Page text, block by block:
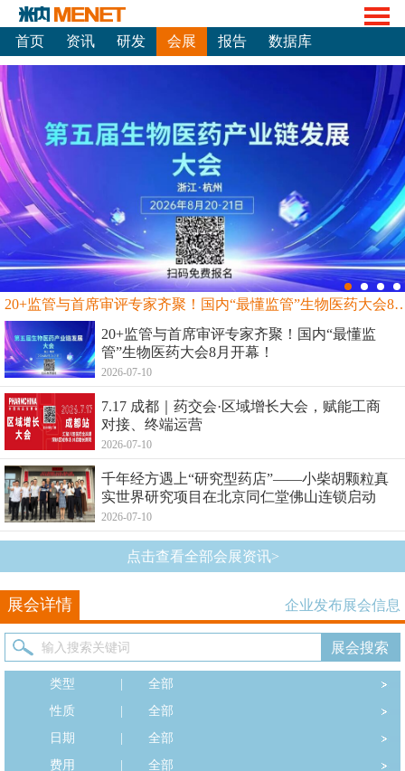
首页 资讯 研发 会展 报告 数据库
20+监管与首席审评专家齐聚！国内“最
20+监管与首席审评专家齐聚！国内“最懂监
管”生物医药大会8月开幕！
2026-07-10
7.17 成都｜药交会·区域增长大会，赋能工商
对接、终端运营
2026-07-10
千年经方遇上“研究型药店”——小柴胡颗粒真
实世界研究项目在北京同仁堂佛山连锁启动
2026-07-10
点击查看全部会展资讯>
展会详情 企业发布展会信息
类型
全部
性质
全部
日期
全部
费用
全部